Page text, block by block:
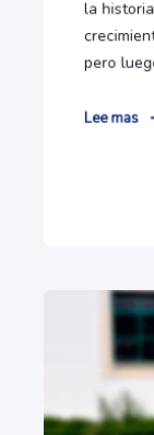
la
pero
Lee mas